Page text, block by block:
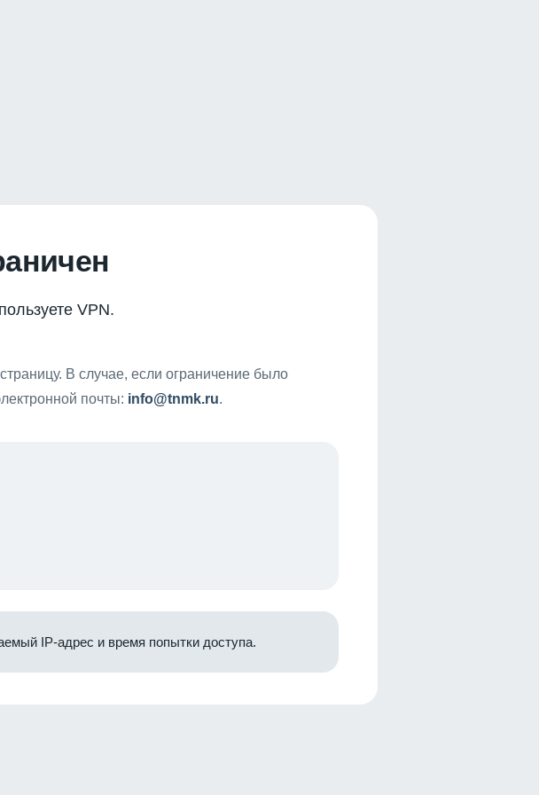
VPN.
В случае, если ограничение было
почты: info@tnmk.ru.
IP-адрес и время попытки доступа.